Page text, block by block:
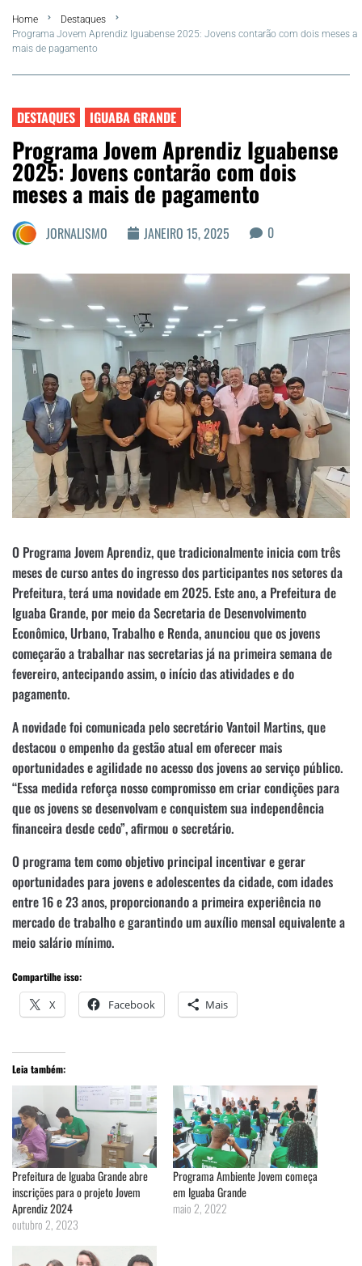
FLA Araru 2026
Araruama
Região dos Lagos
Agenda Cultural
Colunistas
Matérias Exclusivas
Home
Destaques
Programa Jovem Aprendiz Iguabense 2025: Jovens contarão com dois meses a
mais de pagamento
DESTAQUES IGUABA GRANDE
Programa Jovem Aprendiz Iguabense
2025: Jovens contarão com dois
meses a mais de pagamento
JORNALISMO JANEIRO 15, 2025 0
O Programa Jovem Aprendiz, que tradicionalmente inicia com três
meses de curso antes do ingresso dos participantes nos setores da
Prefeitura, terá uma novidade em 2025. Este ano, a Prefeitura de
Iguaba Grande, por meio da Secretaria de Desenvolvimento
Econômico, Urbano, Trabalho e Renda, anunciou que os jovens
começarão a trabalhar nas secretarias já na primeira semana de
fevereiro, antecipando assim, o início das atividades e do
pagamento.
A novidade foi comunicada pelo secretário Vantoil Martins, que
destacou o empenho da gestão atual em oferecer mais
oportunidades e agilidade no acesso dos jovens ao serviço público.
“Essa medida reforça nosso compromisso em criar condições para
que os jovens se desenvolvam e conquistem sua independência
financeira desde cedo”, afirmou o secretário.
O programa tem como objetivo principal incentivar e gerar
oportunidades para jovens e adolescentes da cidade, com idades
entre 16 e 23 anos, proporcionando a primeira experiência no
mercado de trabalho e garantindo um auxílio mensal equivalente a
meio salário mínimo.
Compartilhe isso:
X Facebook Mais
Leia também:
Prefeitura de Iguaba Grande abre
inscrições para o projeto Jovem
Aprendiz 2024
outubro 2, 2023
Programa Ambiente Jovem começa
em Iguaba Grande
maio 2, 2022